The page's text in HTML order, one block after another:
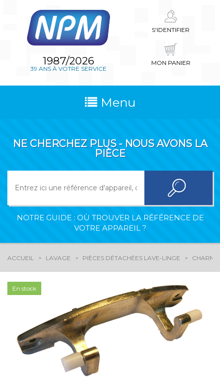
1987/2026
39 ANS À VOTRE SERVICE
S'IDENTIFIER
MON PANIER
Menu
NE CHERCHEZ PLUS - NOUS AVONS LA
PIÈCE
NOTRE GUIDE : OÙ TROUVER LA RÉFÉRENCE DE
VOTRE APPAREIL ?
ACCUEIL LAVAGE PIÈCES DÉTACHÉES LAVE-LINGE
En stock